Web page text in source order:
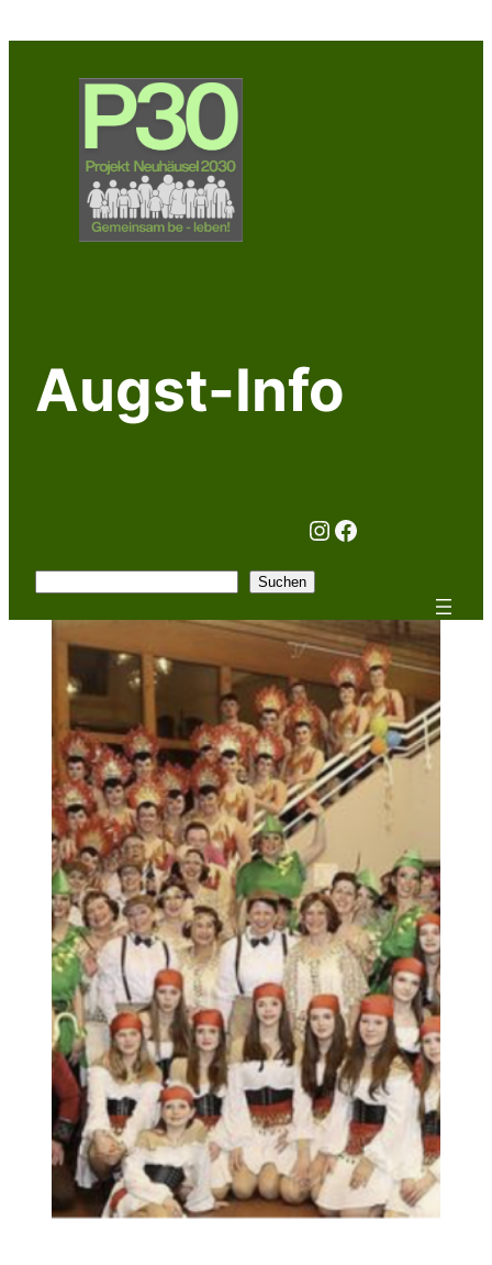
Inhalt
Augst-Info
Instagram
Facebook
Suchen